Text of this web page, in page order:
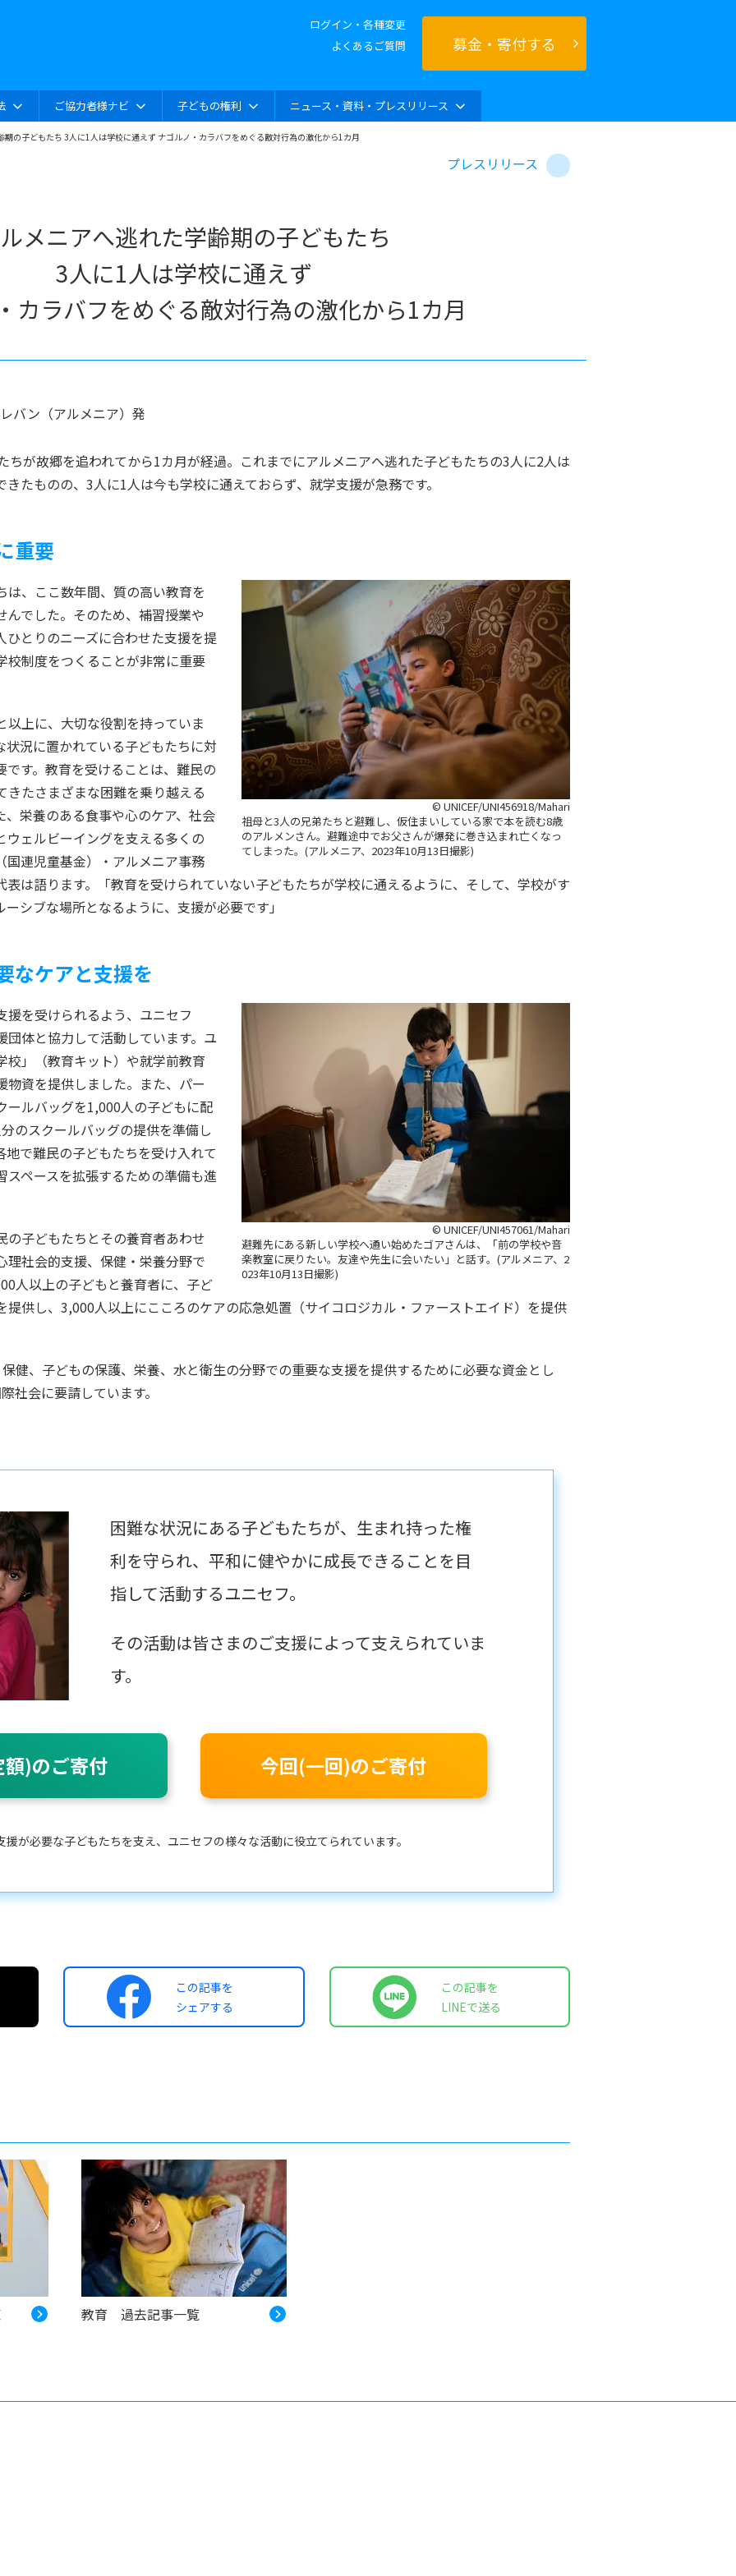
ログイン・各種変更
よくあるご質問
募金・寄付する
ご協力者様ナビ 子どもの権利 ニュース・資料・プレスリリース
期の子どもたち 3人に1人は学校に通えず ナゴルノ・カラバフをめぐる敵対行為の激化から1カ月
プレスリリース
メニアへ逃れた学齢期の子どもたち
3人に1人は学校に通えず
カラバフをめぐる敵対行為の激化から1カ月
バン（アルメニア） 発
ちが故郷を追われてから1カ月が経過。これまでにアルメニアへ逃れた子どもたちの3人に2人は
たものの、3人に1人は今も学校に通えておらず、就学支援が急務です。
重要
© UNICEF/UNI456918/Mahari
祖母と3人の兄弟たちと避難し、仮住まいしている家で本を読む8歳
のアルメンさん。避難途中でお父さんが爆発に巻き込まれ亡くなっ
てしまった。(アルメニア、2023年10月13日撮影)
、ここ数年間、質の高い教育を
でした。そのため、補習授業や
とりのニーズに合わせた支援を提
校制度をつくることが非常に重要
上に、大切な役割を持っていま
況に置かれている子どもたちに対
す。教育を受けることは、難民の
たさまざまな困難を乗り越える
栄養のある食事や心のケア、社会
ェルビーイングを支える多くの
連児童基金）・アルメニア事務
は語ります。「教育を受けられていない子どもたちが学校に通えるように、そして、学校がす
シブな場所となるように、支援が必要です」
なケアと支援を
© UNICEF/UNI457061/Mahari
避難先にある新しい学校へ通い始めたゴアさんは、「前の学校や音
楽教室に戻りたい。友達や先生に会いたい」と話す。(アルメニア、2
023年10月13日撮影)
を受けられるよう、ユニセフ
体と協力して活動しています。ユ
」（教育キット）や就学前教育
資を提供しました。また、パー
ールバッグを1,000人の子どもに配
のスクールバッグの提供を準備し
で難民の子どもたちを受け入れて
ペースを拡張するための準備も進
子どもたちとその養育者あわせ
社会的支援、保健・栄養分野で
人以上の子どもと養育者に、子ど
供し、3,000人以上にこころのケアの応急処置（サイコロジカル・ファーストエイド）を提供
健、子どもの保護、栄養、水と衛生の分野での重要な支援を提供するために必要な資金とし
社会に要請しています。
困難な状況にある子どもたちが、生まれ持った権
利を守られ、平和に健やかに成長できることを目
指して活動するユニセフ。
その活動は皆さまのご支援によって支えられていま
す。
)のご寄付 今回(一回)のご寄付
が必要な子どもたちを支え、ユニセフの様々な活動に役立てられています。
この記事を
シェアする
この記事を
LINEで送る
教育 過去記事一覧